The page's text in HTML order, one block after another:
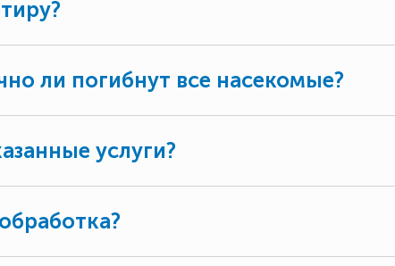
ли погибнут все насекомые?
услуги?